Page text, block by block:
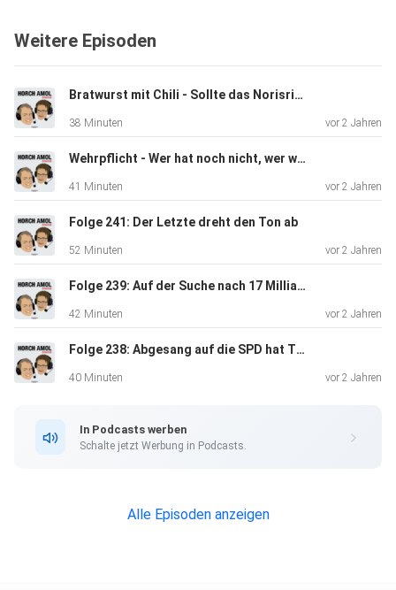
Weitere Episoden
Bratwurst mit Chili - Sollte das Norisring-Rennen in Nürnberg verboten werden?
38 Minuten vor 2 Jahren
Wehrpflicht - Wer hat noch nicht, wer will nochmal?
41 Minuten vor 2 Jahren
Folge 241: Der Letzte dreht den Ton ab
52 Minuten vor 2 Jahren
Folge 239: Auf der Suche nach 17 Milliarden Euro - und mehr
42 Minuten vor 2 Jahren
Folge 238: Abgesang auf die SPD hat Tradition
40 Minuten vor 2 Jahren
In Podcasts werben
Schalte jetzt Werbung in Podcasts.
Alle Episoden anzeigen